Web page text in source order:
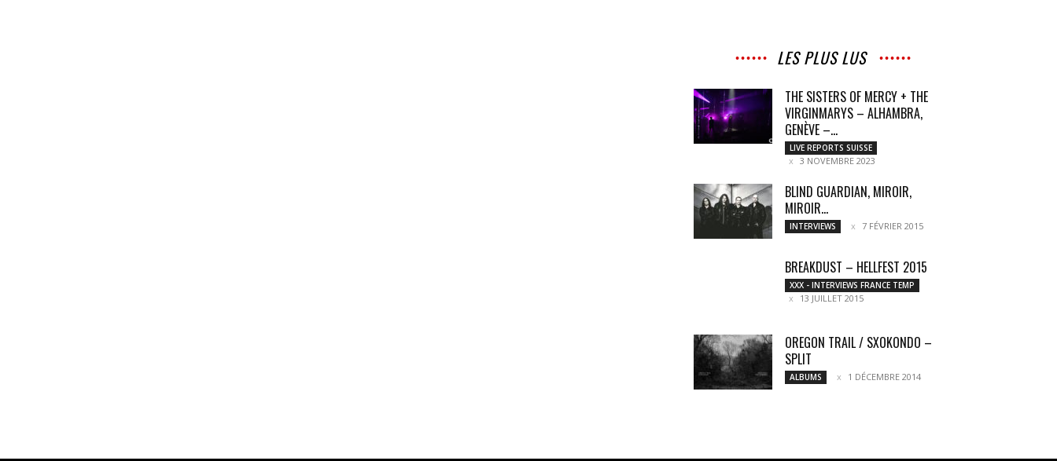
LES PLUS LUS
THE SISTERS OF MERCY + THE
VIRGINMARYS – ALHAMBRA,
GENÈVE –...
LIVE REPORTS SUISSE
3 NOVEMBRE 2023
BLIND GUARDIAN, MIROIR,
MIROIR…
INTERVIEWS 7 FÉVRIER 2015
BREAKDUST – HELLFEST 2015
XXX - INTERVIEWS FRANCE TEMP
13 JUILLET 2015
OREGON TRAIL / SXOKONDO –
SPLIT
ALBUMS 1 DÉCEMBRE 2014